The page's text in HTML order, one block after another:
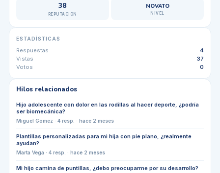
38
REPUTACIÓN
NOVATO
NIVEL
ESTADÍSTICAS
Respuestas
4
Vistas
37
Votos
0
Hilos relacionados
Hijo adolescente con dolor en las rodillas al hacer deporte, ¿podría
ser biomecánica?
Miguel Gómez · 4resp. · hace 2 meses
Plantillas personalizadas para mi hija con pie plano, ¿realmente
ayudan?
Marta Vega · 4resp. · hace 2 meses
Mi hijo camina de puntillas, ¿debo preocuparme por su desarrollo?